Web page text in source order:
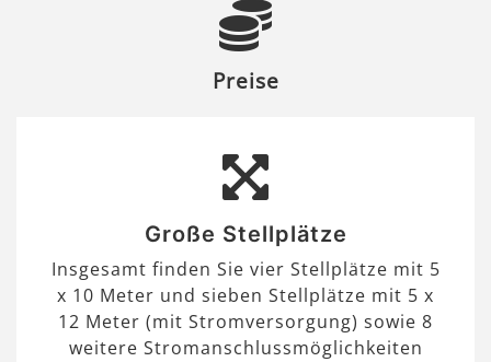
Preise
Große Stellplätze
Insgesamt finden Sie vier Stellplätze mit 5
x 10 Meter und sieben Stellplätze mit 5 x
12 Meter (mit Stromversorgung) sowie 8
weitere Stromanschlussmöglichkeiten